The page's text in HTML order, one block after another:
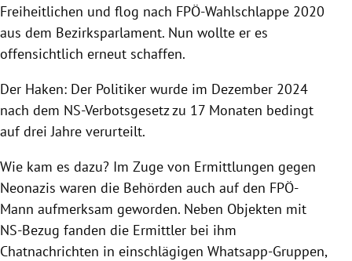
Freiheitlichen und flog nach FPÖ-Wahlschlappe 2020
aus dem Bezirksparlament. Nun wollte er es
offensichtlich erneut schaffen.
Der Haken: Der Politiker wurde im Dezember 2024
nach dem NS-Verbotsgesetz zu 17 Monaten bedingt
auf drei Jahre verurteilt.
Wie kam es dazu? Im Zuge von Ermittlungen gegen
Neonazis waren die Behörden auch auf den FPÖ-
Mann aufmerksam geworden. Neben Objekten mit
NS-Bezug fanden die Ermittler bei ihm
Chatnachrichten in einschlägigen Whatsapp-Gruppen,